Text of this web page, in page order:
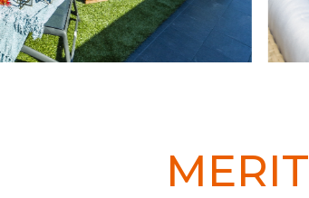
MERIT